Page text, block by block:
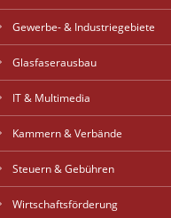
Gewerbe- & Industriegebiete
Glasfaserausbau
IT & Multimedia
Kammern & Verbände
Steuern & Gebühren
Wirtschaftsförderung